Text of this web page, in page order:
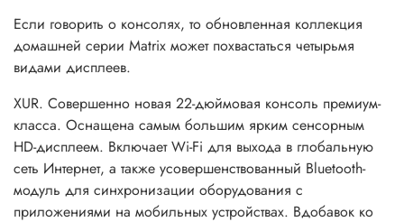
Если говорить о консолях, то обновленная коллекция
домашней серии Matrix может похвастаться четырьмя
видами дисплеев.
XUR. Совершенно новая 22-дюймовая консоль премиум-
класса. Оснащена самым большим ярким сенсорным
HD-дисплеем. Включает Wi-Fi для выхода в глобальную
сеть Интернет, а также усовершенствованный Bluetooth-
модуль для синхронизации оборудования с
приложениями на мобильных устройствах. Вдобавок ко